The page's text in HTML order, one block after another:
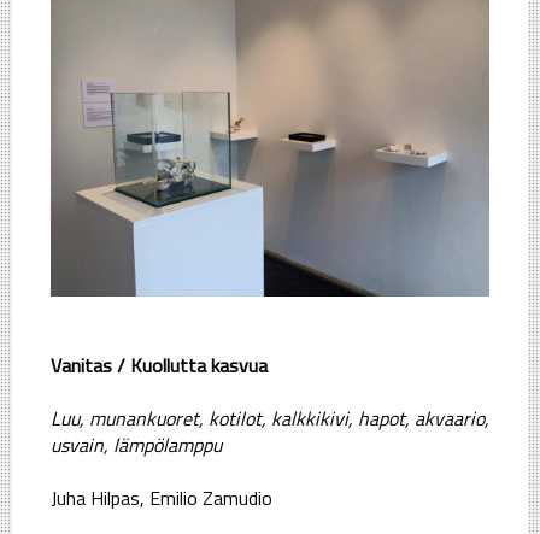
Vanitas / Kuollutta kasvua
Luu, munankuoret, kotilot, kalkkikivi, hapot, akvaario,
usvain, lämpölamppu
Juha Hilpas, Emilio Zamudio